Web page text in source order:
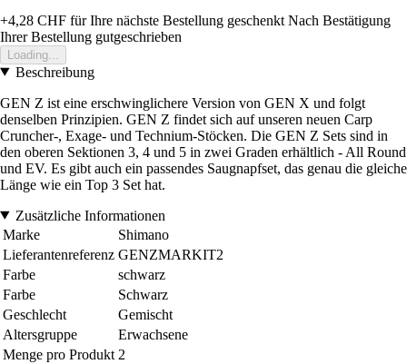
+4,28 CHF für Ihre nächste Bestellung geschenkt Nach Bestätigung
Ihrer Bestellung gutgeschrieben
Loading...
Beschreibung
GEN Z ist eine erschwinglichere Version von GEN X und folgt
denselben Prinzipien. GEN Z findet sich auf unseren neuen Carp
Cruncher-, Exage- und Technium-Stöcken. Die GEN Z Sets sind in
den oberen Sektionen 3, 4 und 5 in zwei Graden erhältlich - All Round
und EV. Es gibt auch ein passendes Saugnapfset, das genau die gleiche
Länge wie ein Top 3 Set hat.
Zusätzliche Informationen
Marke
Shimano
Lieferantenreferenz GENZMARKIT2
Farbe
schwarz
Farbe
Schwarz
Geschlecht
Gemischt
Altersgruppe
Erwachsene
Menge pro Produkt 2